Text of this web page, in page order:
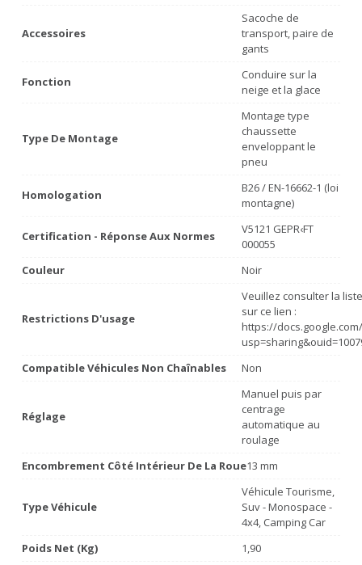
Accessoires
Sacoche de
transport, paire de
gants
Fonction
Conduire sur la
neige et la glace
Type De Montage
Montage type
chaussette
enveloppant le
pneu
Homologation
B26 / EN-16662-1 (loi
montagne)
Certification - Réponse Aux Normes
V5121 GEPR‹FT
000055
Couleur
Noir
Restrictions D'usage
Veuillez consulter la
sur ce lien :
https://
Compatible Véhicules Non Chaînables
Non
Réglage
Manuel puis par
centrage
automatique au
roulage
Encombrement Côté Intérieur De La Roue13 mm
Type Véhicule
Véhicule Tourisme,
Suv - Monospace -
4x4, Camping Car
Poids Net (Kg)
1,90